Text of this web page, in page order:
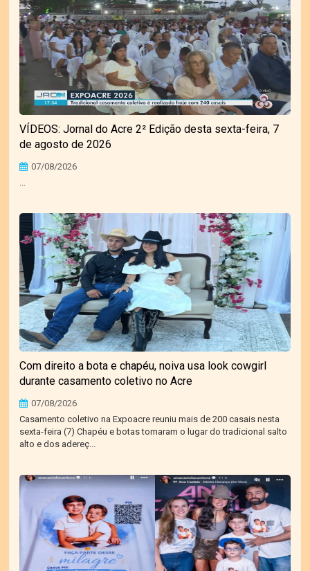
VÍDEOS: Jornal do Acre 2² Edição desta sexta-feira, 7
de agosto de 2026
07/08/2026
Com direito a bota e chapéu, noiva usa look cowgirl
durante casamento coletivo no Acre
07/08/2026
Casamento coletivo na Expoacre reuniu mais de 200 casais nesta
sexta-feira (7) Chapéu e botas tomaram o lugar do tradicional salto
alto e dos adereç...